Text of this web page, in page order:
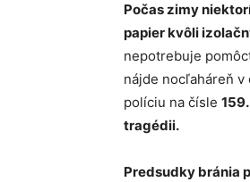
Počas zimy
papier kvôli
nepotrebuje
nájde nocľaháreň
políciu na čísle 159.
tragédii.
Predsudky bránia